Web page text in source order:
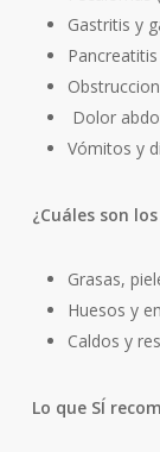
Gastritis y
Dolor
Vómitos y
¿Cuáles son
Grasas,
Huesos y
Caldos y
Lo que SÍ